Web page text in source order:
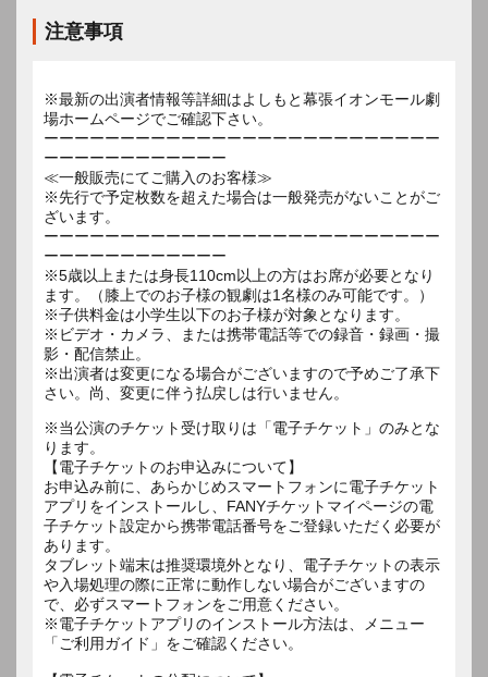
注意事項
※最新の出演者情報等詳細はよしもと幕張イオンモール劇
場ホームページでご確認下さい。
ーーーーーーーーーーーーーーーーーーーーーーーーーー
ーーーーーーーーーーーー
≪一般販売にてご購入のお客様≫
※先行で予定枚数を超えた場合は一般発売がないことがご
ざいます。
ーーーーーーーーーーーーーーーーーーーーーーーーーー
ーーーーーーーーーーーー
※5歳以上または身長110cm以上の方はお席が必要となり
ます。（膝上でのお子様の観劇は1名様のみ可能です。）
※子供料金は小学生以下のお子様が対象となります。
※ビデオ・カメラ、または携帯電話等での録音・録画・撮
影・配信禁止。
※出演者は変更になる場合がございますので予めご了承下
さい。尚、変更に伴う払戻しは行いません。
※当公演のチケット受け取りは「電子チケット」のみとな
ります。
【電子チケットのお申込みについて】
お申込み前に、あらかじめスマートフォンに電子チケット
アプリをインストールし、FANYチケットマイページの電
子チケット設定から携帯電話番号をご登録いただく必要が
あります。
タブレット端末は推奨環境外となり、電子チケットの表示
や入場処理の際に正常に動作しない場合がございますの
で、必ずスマートフォンをご用意ください。
※電子チケットアプリのインストール方法は、メニュー
「ご利用ガイド」をご確認ください。